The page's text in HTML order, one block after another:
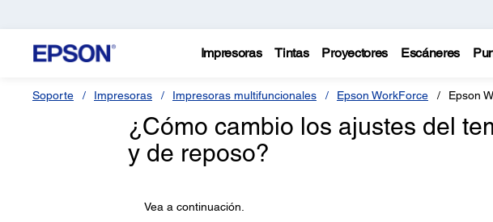
Impresoras Tintas Proyectores Escáneres
Soporte Impresoras Impresoras multifuncionales Epson WorkForce Epson
¿Cómo cambio los ajustes del
y de reposo?
Vea a continuación.